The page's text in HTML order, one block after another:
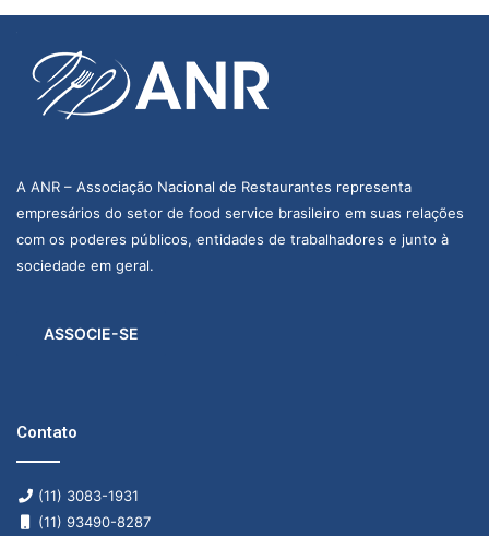
A ANR – Associação Nacional de Restaurantes representa
empresários do setor de food service brasileiro em suas relações
com os poderes públicos, entidades de trabalhadores e junto à
sociedade em geral.
ASSOCIE-SE
Contato
(11) 3083-1931
(11) 93490-8287